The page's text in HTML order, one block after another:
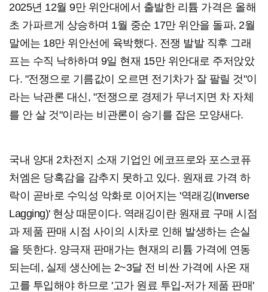
2025년 12월 9만 위안대에서 출발한 리튬 가격은 올해
초 가파르게 상승하며 1월 중순 17만 위안을 돌파, 2월
말에는 18만 위안선에 육박했다. 전쟁 발발 직후 그래
프는 수직 낙하하며 9일 현재 15만 위안대로 주저앉았
다. "전쟁으로 기름값이 오르면 전기차가 잘 팔릴 것"이
라는 낙관론 대신, "전쟁으로 경제가 무너지면 차 자체
를 안 살 것"이라는 비관론이 승기를 잡은 모양새다.
국내 양대 2차전지 소재 기업인 에코프로와 포스코퓨
처엠은 당혹감을 감추지 못하고 있다. 원재료 가격 하
락이 곧바로 수익성 악화로 이어지는 '역래깅(Inverse
Lagging)' 현상 때문이다. 역래깅이란 원재료 구매 시점
과 제품 판매 시점 사이의 시차로 인해 발생하는 손실
을 뜻한다. 양극재 판매가는 현재의 리튬 가격에 연동
되는데, 실제 생산에는 2~3달 전 비싼 가격에 사온 재
고를 투입해야 하므로 '고가 원료 투입-저가 제품 판매'